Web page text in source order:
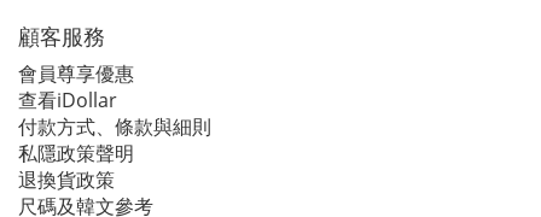
顧客服務
會員尊享優惠
查看iDollar
付款方式、條款與細則
私隱政策聲明
退換貨政策
尺碼及韓文參考